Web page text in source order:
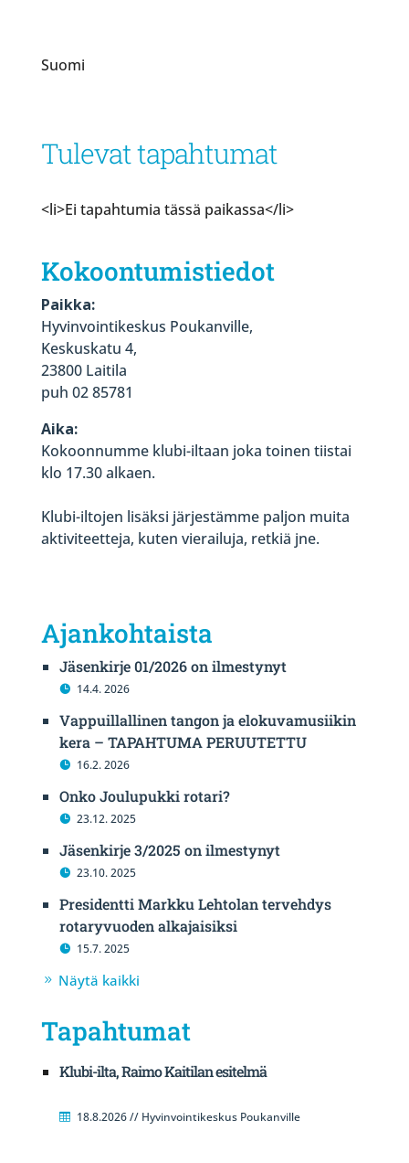
Suomi
Tulevat tapahtumat
<li>Ei tapahtumia tässä paikassa</li>
Kokoontumistiedot
Paikka:
Hyvinvointikeskus Poukanville,
Keskuskatu 4,
23800 Laitila
puh 02 85781
Aika:
Kokoonnumme klubi-iltaan joka toinen tiistai
klo 17.30 alkaen.
Klubi-iltojen lisäksi järjestämme paljon muita
aktiviteetteja, kuten vierailuja, retkiä jne.
Ajankohtaista
Jäsenkirje 01/2026 on ilmestynyt
14.4. 2026
Vappuillallinen tangon ja elokuvamusiikin
kera – TAPAHTUMA PERUUTETTU
16.2. 2026
Onko Joulupukki rotari?
23.12. 2025
Jäsenkirje 3/2025 on ilmestynyt
23.10. 2025
Presidentti Markku Lehtolan tervehdys
rotaryvuoden alkajaisiksi
15.7. 2025
Näytä kaikki
Tapahtumat
Klubi-ilta, Raimo Kaitilan esitelmä
18.8.2026 // Hyvinvointikeskus Poukanville